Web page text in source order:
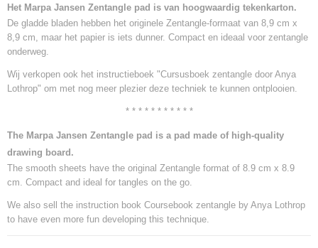
Bruto gewicht
0,25 Kg
Het Marpa Jansen Zentangle pad is van hoogwaardig tekenkarton.
De gladde bladen hebben het originele Zentangle-formaat van 8,9 cm x
8,9 cm, maar het papier is iets dunner. Compact en ideaal voor zentangle
onderweg.
Wij verkopen ook het instructieboek "Cursusboek zentangle door Anya
Lothrop" om met nog meer plezier deze techniek te kunnen ontplooien.
* * * * * * * * * * *
The Marpa Jansen Zentangle pad is a pad made of high-quality
drawing board.
The smooth sheets have the original Zentangle format of 8.9 cm x 8.9
cm. Compact and ideal for tangles on the go.
We also sell the instruction book Coursebook zentangle by Anya Lothrop
to have even more fun developing this technique.